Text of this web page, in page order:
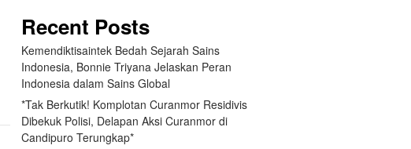
Recent Posts
Kemendiktisaintek Bedah Sejarah Sains
Indonesia, Bonnie Triyana Jelaskan Peran
Indonesia dalam Sains Global
*Tak Berkutik! Komplotan Curanmor Residivis
Dibekuk Polisi, Delapan Aksi Curanmor di
Candipuro Terungkap*